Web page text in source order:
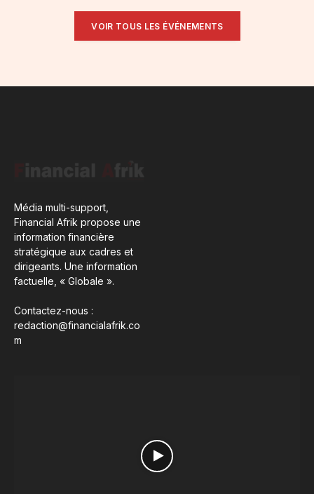
VOIR TOUS LES ÉVÉNEMENTS
Média multi-support,
Financial Afrik propose une
information financière
stratégique aux cadres et
dirigeants. Une information
factuelle, « Globale ».
Contactez-nous :
redaction@financialafrik.co
m